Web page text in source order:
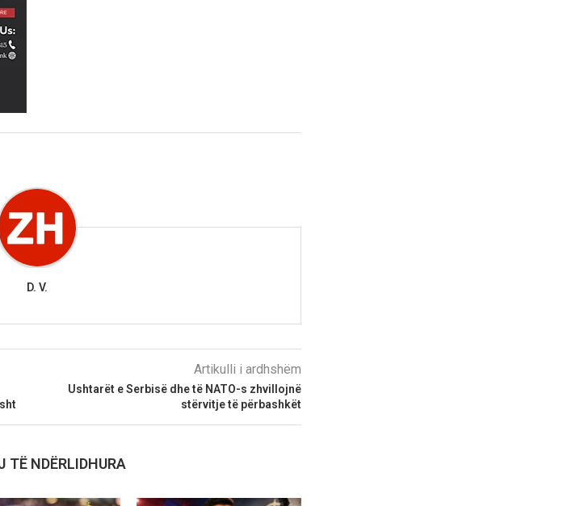
D. V.
Artikulli i ardhshëm
Ushtarët e Serbisë dhe të NATO-s zhvillojnë
stërvitje të përbashkët
TË NDËRLIDHURA